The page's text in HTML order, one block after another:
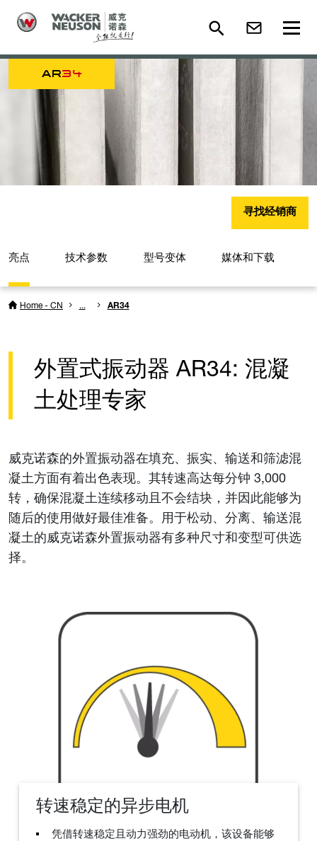
AR34
寻找经销商
亮点 技术参数 型号变体 媒体和下载
Home - CN ... AR34
外置式振动器 AR34: 混凝
土处理专家
威克诺森的外置振动器在填充、振实、输送和筛滤混
凝土方面有着出色表现。其转速高达每分钟 3,000
转，确保混凝土连续移动且不会结块，并因此能够为
随后的使用做好最佳准备。用于松动、分离、输送混
凝土的威克诺森外置振动器有多种尺寸和变型可供选
择。
转速稳定的异步电机
凭借转速稳定且动力强劲的电动机，该设备能够